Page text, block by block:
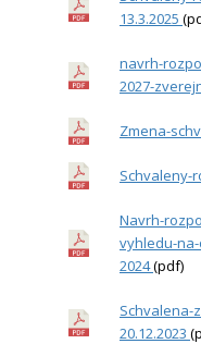
13.3.2025
navrh-
2027-
Zmena-
Schvaleny-
Navrh-
vyhledu-na-
2024(pdf)
Schvalena-
20.12.2023